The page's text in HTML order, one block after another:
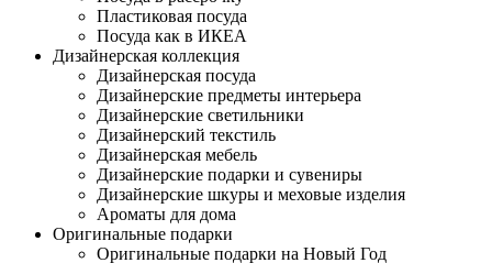
Пластиковая посуда
Посуда как в ИКЕА
Дизайнерская коллекция
Дизайнерская посуда
Дизайнерские предметы интерьера
Дизайнерские светильники
Дизайнерский текстиль
Дизайнерская мебель
Дизайнерские подарки и сувениры
Дизайнерские шкуры и меховые изделия
Ароматы для дома
Оригинальные подарки
Оригинальные подарки на Новый Год